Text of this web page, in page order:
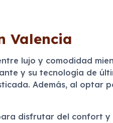
Valencia
lujo y comodidad
y su tecnología de
Además, al optar
disfrutar del confort